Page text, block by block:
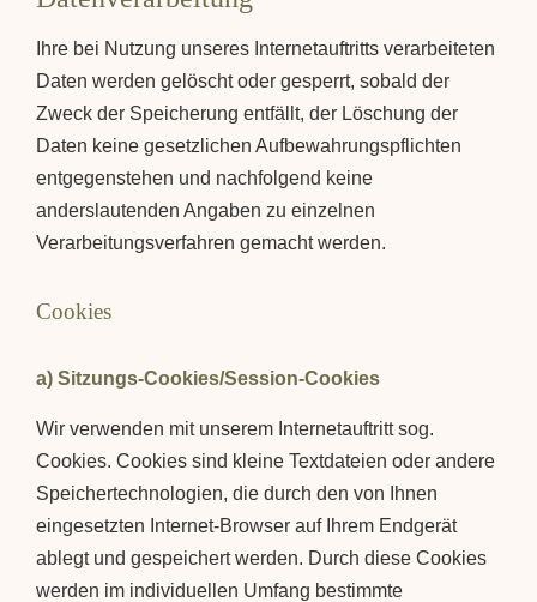
Ihre bei Nutzung unseres Internetauftritts verarbeiteten
Daten werden gelöscht oder gesperrt, sobald der
Zweck der Speicherung entfällt, der Löschung der
Daten keine gesetzlichen Aufbewahrungspflichten
entgegenstehen und nachfolgend keine
anderslautenden Angaben zu einzelnen
Verarbeitungsverfahren gemacht werden.
Cookies
a) Sitzungs-Cookies/Session-Cookies
Wir verwenden mit unserem Internetauftritt sog.
Cookies. Cookies sind kleine Textdateien oder andere
Speichertechnologien, die durch den von Ihnen
eingesetzten Internet-Browser auf Ihrem Endgerät
ablegt und gespeichert werden. Durch diese Cookies
werden im individuellen Umfang bestimmte